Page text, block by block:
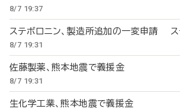
8/7 19:37
ステボロニン、製造所追加の一変申請 ス
8/7 19:31
佐藤製薬、熊本地震で義援金
8/7 19:31
生化学工業、熊本地震で義援金